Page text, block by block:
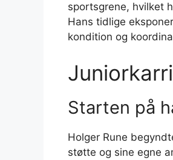
sportsgrene, hvilket
Hans tidlige
kondition og
Starten på
Holger Rune
støtte og sine egne